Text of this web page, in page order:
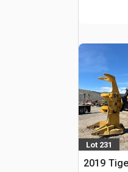
Lot 231
2019